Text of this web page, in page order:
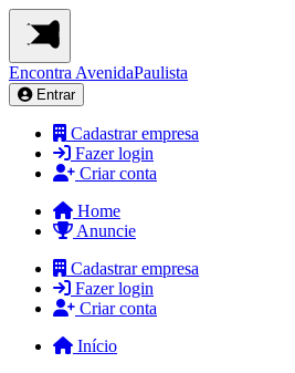
Encontra AvenidaPaulista
Entrar
Cadastrar empresa
Fazer login
Criar conta
Home
Anuncie
Cadastrar empresa
Fazer login
Criar conta
Início